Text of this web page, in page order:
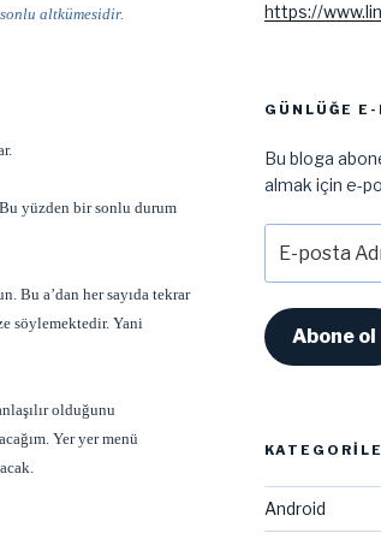
altkümesidir.
Bu yüzden bir sonlu durum
Bu a’dan her sayıda tekrar
söylemektedir. Yani
olduğunu
Yer yer menü
https://
GÜNLÜĞE
Bu bloga
almak için e-
posta
Adresi
Abone ol
Android